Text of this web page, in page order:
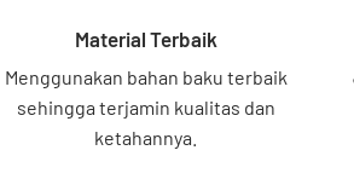
Material Terbaik
Menggunakan bahan baku terbaik
sehingga terjamin kualitas dan
ketahannya.